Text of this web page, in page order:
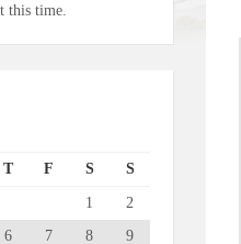
this time.
T F S S
1
2
6 7 8
9